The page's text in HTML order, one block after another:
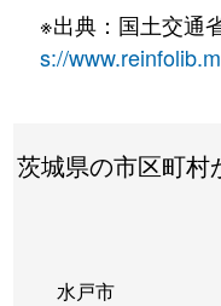
※出典：国土交通
s://
茨城県の市区町村
水戸市